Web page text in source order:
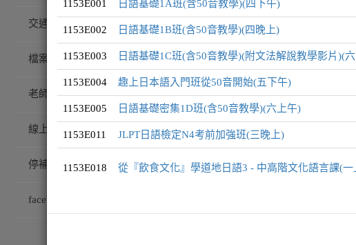
交通/校園配置
檔案下載
老師專訪
線上藝廊
停補課查詢
facebook粉絲團
課程編號 課程名稱
1153E001 日語基礎1A班(含50音教學)(
1153E002 日語基礎1B班(含50音教學)(
1153E003 日語基礎1C班(含50音教學
1153E001 日語基礎1A班(含50音教學)(四下午)
1153E002 日語基礎1B班(含50音教學)(四晚上)
1153E003 日語基礎1C班(含50音教學)(附文法解說教學影片)(
1153E004 趣上日本語入門班從50音開始(五下午)
1153E005 日語基礎密集1D班(含50音教學)(六上午)
1153E011 JLPT日語檢定N4考前加強班(三晚上)
1153E018 從『飲食文化』學道地日語3 - 中高階文化語言課(一